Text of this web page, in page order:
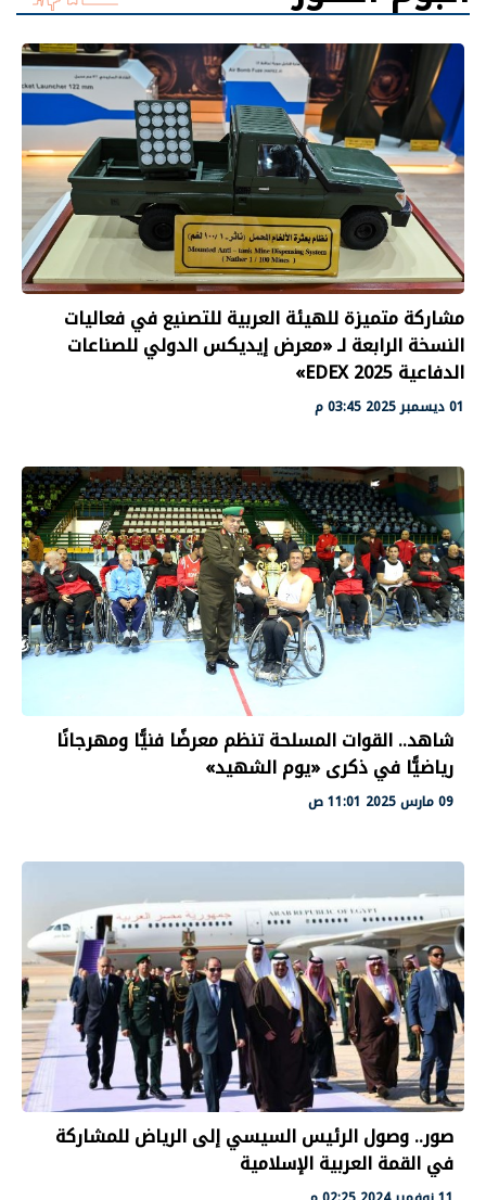
مشاركة متميزة للهيئة العربية للتصنيع في فعاليات
النسخة الرابعة لـ «معرض إيديكس الدولي للصناعات
الدفاعية EDEX 2025»
01 ديسمبر 2025 03:45 م
شاهد.. القوات المسلحة تنظم معرضًا فنيًّا ومهرجانًا
رياضيًّا في ذكرى «يوم الشهيد»
09 مارس 2025 11:01 ص
صور.. وصول الرئيس السيسي إلى الرياض للمشاركة
في القمة العربية الإسلامية